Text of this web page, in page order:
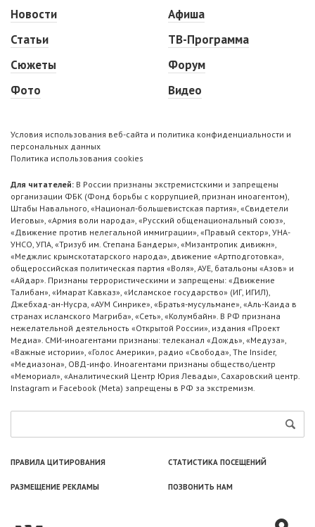
Новости
Статьи
Сюжеты
Фото
Афиша
ТВ-Программа
Форум
Видео
Условия использования веб-сайта и политика конфиденциальности и
персональных данных
Политика использования cookies
Для читателей: В России признаны экстремистскими и запрещены
организации ФБК (Фонд борьбы с коррупцией, признан иноагентом),
Штабы Навального, «Национал-большевистская партия», «Свидетели
Иеговы», «Армия воли народа», «Русский общенациональный союз»,
«Движение против нелегальной иммиграции», «Правый сектор», УНА-
УНСО, УПА, «Тризуб им. Степана Бандеры», «Мизантропик дивижн»,
«Меджлис крымскотатарского народа», движение «Артподготовка»,
общероссийская политическая партия «Воля», АУЕ, батальоны «Азов» и
«Айдар». Признаны террористическими и запрещены: «Движение
Талибан», «Имарат Кавказ», «Исламское государство» (ИГ, ИГИЛ),
Джебхад-ан-Нусра, «АУМ Синрике», «Братья-мусульмане», «Аль-Каида в
странах исламского Магриба», «Сеть», «Колумбайн». В РФ признана
нежелательной деятельность «Открытой России», издания «Проект
Медиа». СМИ-иноагентами признаны: телеканал «Дождь», «Медуза»,
«Важные истории», «Голос Америки», радио «Свобода», The Insider,
«Медиазона», ОВД-инфо. Иноагентами признаны общество/центр
«Мемориал», «Аналитический Центр Юрия Левады», Сахаровский центр.
Instagram и Facebook (Metа) запрещены в РФ за экстремизм.
ПРАВИЛА ЦИТИРОВАНИЯ СТАТИСТИКА ПОСЕЩЕНИЙ
РАЗМЕЩЕНИЕ РЕКЛАМЫ ПОЗВОНИТЬ НАМ